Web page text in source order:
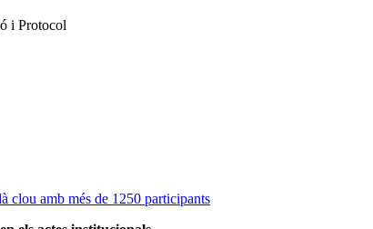
i Protocol
clou amb més de 1250 participants